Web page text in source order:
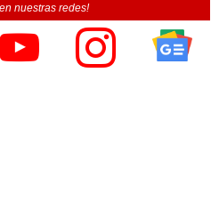
nuestras redes!